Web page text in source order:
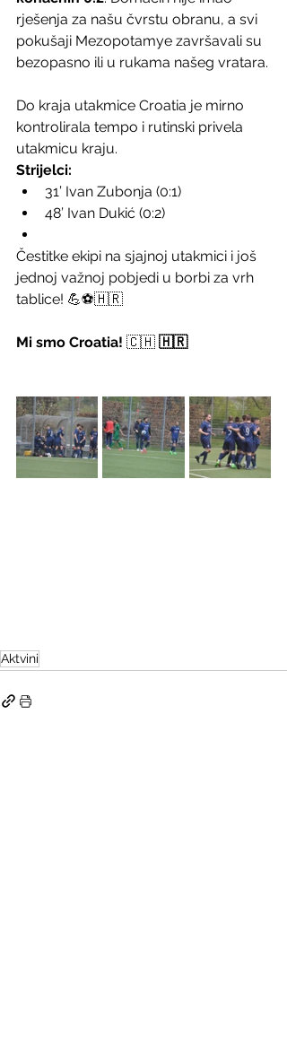
rješenja za našu čvrstu obranu, a svi
pokušaji Mezopotamye završavali su
bezopasno ili u rukama našeg vratara.
Do kraja utakmice Croatia je mirno
kontrolirala tempo i rutinski privela
utakmicu kraju.
Strijelci:
31’ Ivan Zubonja (0:1)
48’ Ivan Dukić (0:2)
Čestitke ekipi na sjajnoj utakmici i još
jednoj važnoj pobjedi u borbi za vrh
tablice! 💪⚽🇭🇷
Mi smo Croatia! 🇨🇭 🇭🇷
Aktvini